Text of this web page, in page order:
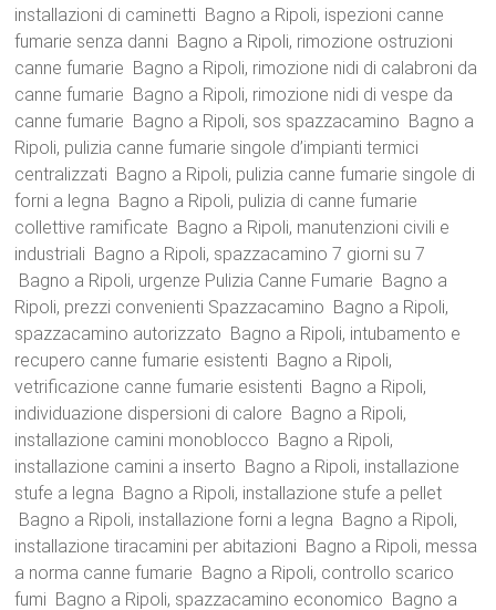
installazioni di caminetti Bagno a Ripoli, ispezioni canne
fumarie senza danni Bagno a Ripoli, rimozione ostruzioni
canne fumarie Bagno a Ripoli, rimozione nidi di calabroni da
canne fumarie Bagno a Ripoli, rimozione nidi di vespe da
canne fumarie Bagno a Ripoli, sos spazzacamino Bagno a
Ripoli, pulizia canne fumarie singole d’impianti termici
centralizzati Bagno a Ripoli, pulizia canne fumarie singole di
forni a legna Bagno a Ripoli, pulizia di canne fumarie
collettive ramificate Bagno a Ripoli, manutenzioni civili e
industriali Bagno a Ripoli, spazzacamino 7 giorni su 7
Bagno a Ripoli, urgenze Pulizia Canne Fumarie Bagno a
Ripoli, prezzi convenienti Spazzacamino Bagno a Ripoli,
spazzacamino autorizzato Bagno a Ripoli, intubamento e
recupero canne fumarie esistenti Bagno a Ripoli,
vetrificazione canne fumarie esistenti Bagno a Ripoli,
individuazione dispersioni di calore Bagno a Ripoli,
installazione camini monoblocco Bagno a Ripoli,
installazione camini a inserto Bagno a Ripoli, installazione
stufe a legna Bagno a Ripoli, installazione stufe a pellet
Bagno a Ripoli, installazione forni a legna Bagno a Ripoli,
installazione tiracamini per abitazioni Bagno a Ripoli, messa
a norma canne fumarie Bagno a Ripoli, controllo scarico
fumi Bagno a Ripoli, spazzacamino economico Bagno a